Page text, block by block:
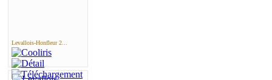
Levallois-Honfleur 2...